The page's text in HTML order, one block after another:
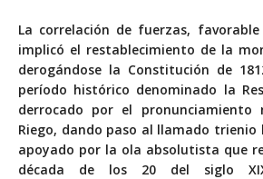
La correlación de fuerzas,
implicó el restablecimiento de la
derogándose la Constitución de
período histórico denominado la
derrocado por el pronunciamiento
Riego, dando paso al llamado trienio
apoyado por la ola absolutista que
década de los 20 del siglo